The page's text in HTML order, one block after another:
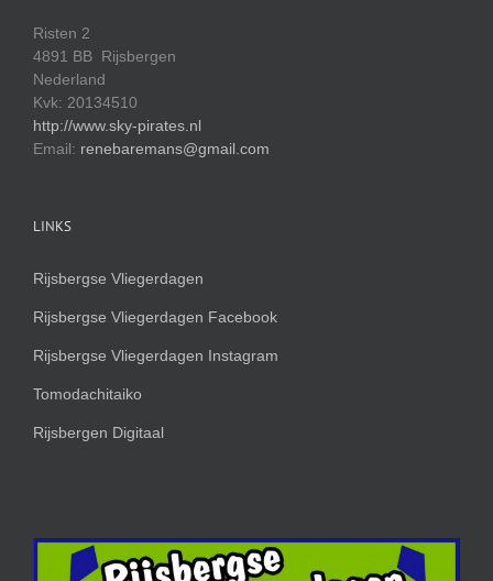
Risten 2
4891 BB Rijsbergen
Nederland
Kvk: 20134510
http://www.sky-pirates.nl
Email: renebaremans@gmail.com
LINKS
Rijsbergse Vliegerdagen
Rijsbergse Vliegerdagen Facebook
Rijsbergse Vliegerdagen Instagram
Tomodachitaiko
Rijsbergen Digitaal